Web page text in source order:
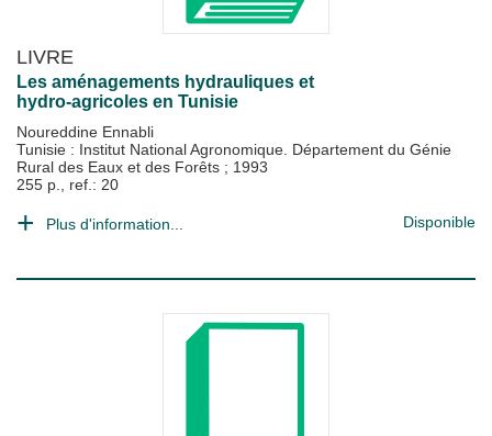
LIVRE
Les aménagements hydrauliques et
hydro-agricoles en Tunisie
Noureddine Ennabli
Tunisie : Institut National Agronomique. Département du Génie
Rural des Eaux et des Forêts ; 1993
255 p., ref.: 20
Plus d'information... Disponible